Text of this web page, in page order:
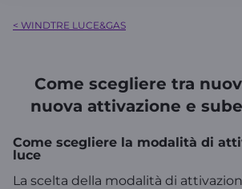
< WINDTRE LUCE&GAS
Come scegliere tra
nuova attivazione e
Come scegliere la modalità di
luce
La scelta della modalità di